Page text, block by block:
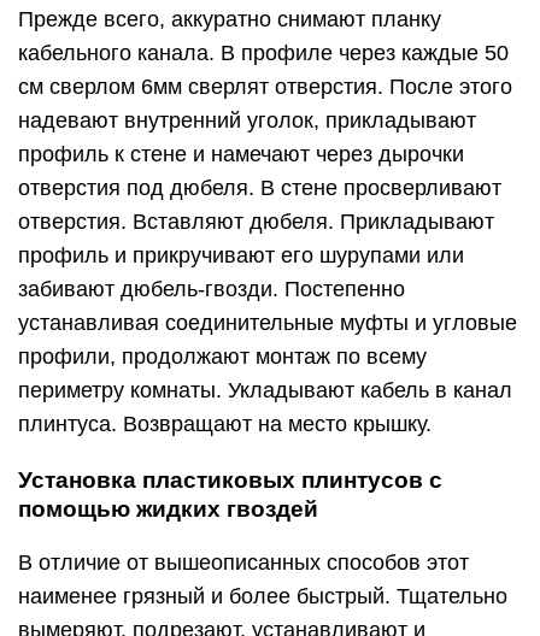
Прежде всего, аккуратно снимают планку
кабельного канала. В профиле через каждые 50
см сверлом 6мм сверлят отверстия. После этого
надевают внутренний уголок, прикладывают
профиль к стене и намечают через дырочки
отверстия под дюбеля. В стене просверливают
отверстия. Вставляют дюбеля. Прикладывают
профиль и прикручивают его шурупами или
забивают дюбель-гвозди. Постепенно
устанавливая соединительные муфты и угловые
профили, продолжают монтаж по всему
периметру комнаты. Укладывают кабель в канал
плинтуса. Возвращают на место крышку.
Установка пластиковых плинтусов с
помощью жидких гвоздей
В отличие от вышеописанных способов этот
наименее грязный и более быстрый. Тщательно
вымеряют, подрезают, устанавливают и